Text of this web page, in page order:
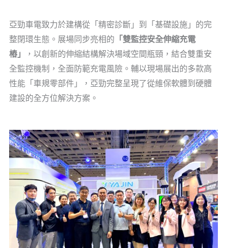
亞勁車電致力於建構從「精密診斷」到「基礎設施」的完
整閉環生態。展場同步亮相的 「雙監控安全伸縮充電
樁」
，以創新的伸縮結構解決場域空間瓶頸，結合雙重安
全監控機制，全面防範充電風險。輔以現場展出的多款高
性能「車規零部件」，亞勁完整呈現了從維保軟體到硬體
建設的全方位解決方案。